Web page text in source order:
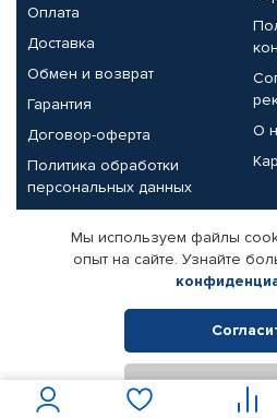
Оплата
Доставка
Обмен и возврат
Гарантия
Договор-оферта
Политика обработки
персональных данных
О
Партнерам
Корпоративным клиентам
Поставщикам
© КАМАЗ ЦЕНТР ДОНЕЦК, 2015-2026.
Интернет-магазин автомобильных
Мы используем файлы
опыт на сайте. Узнайте